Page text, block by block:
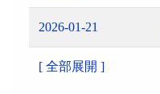
2026-01-21
[ 全部展開 ]